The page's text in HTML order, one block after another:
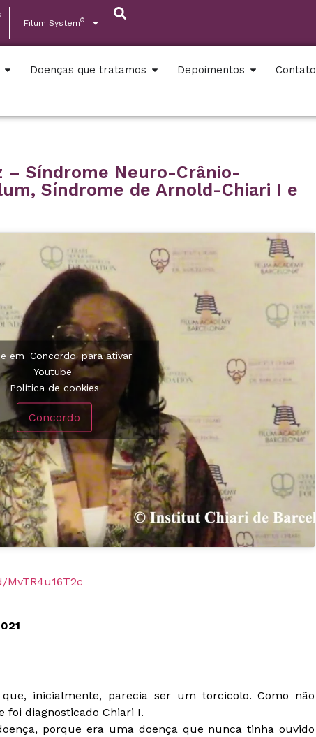
Filum System®
Doenças que tratamos Depoimentos Contato
– Síndrome Neuro-Crânio-
Síndrome de Arnold-Chiari I e
em 'Concordo' para ativar
Youtube
Política de cookies
Concordo
inicialmente, parecia ser um torcicolo. Como não
foi diagnosticado Chiari I.
porque era uma doença que nunca tinha ouvido